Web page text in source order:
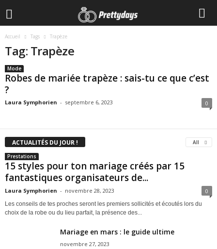
Accueil Tags Trapèze
Tag: Trapèze
Mode
Robes de mariée trapèze : sais-tu ce que c’est
?
Laura Symphorien - septembre 6, 2023 0
ACTUALITÉS DU JOUR ! All
Prestations
15 styles pour ton mariage créés par 15
fantastiques organisateurs de...
Laura Symphorien - novembre 28, 2023 0
Les conseils de tes proches seront les premiers sollicités et écoutés lors du
choix de la robe ou du lieu parfait, la présence des...
Mariage en mars : le guide ultime
novembre 27, 2023